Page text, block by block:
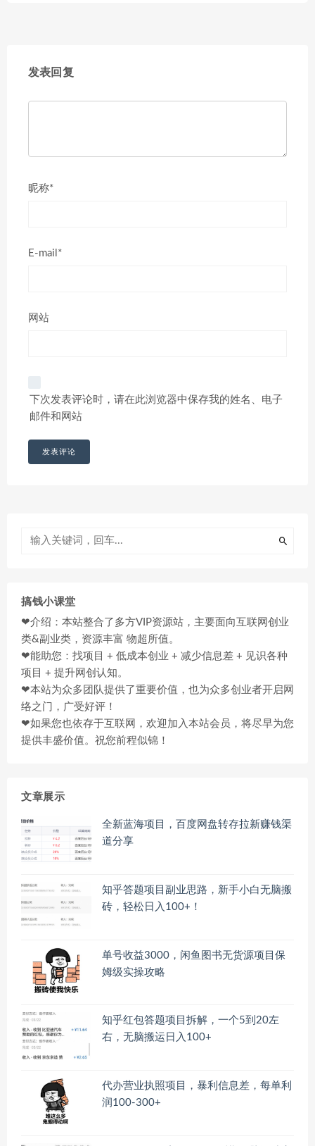
发表回复
昵称*
E-mail*
网站
下次发表评论时，请在此浏览器中保存我的姓名、电子
邮件和网站
搞钱小课堂
❤介绍：本站整合了多方VIP资源站，主要面向互联网创业
类&副业类，资源丰富 物超所值。
❤能助您：找项目 + 低成本创业 + 减少信息差 + 见识各种
项目 + 提升网创认知。
❤本站为众多团队提供了重要价值，也为众多创业者开启网
络之门，广受好评！
❤如果您也依存于互联网，欢迎加入本站会员，将尽早为您
提供丰盛价值。祝您前程似锦！
文章展示
全新蓝海项目，百度网盘转存拉新赚钱渠
道分享
知乎答题项目副业思路，新手小白无脑搬
砖，轻松日入100+！
单号收益3000，闲鱼图书无货源项目保
姆级实操攻略
知乎红包答题项目拆解，一个5到20左
右，无脑搬运日入100+
代办营业执照项目，暴利信息差，每单利
润100-300+